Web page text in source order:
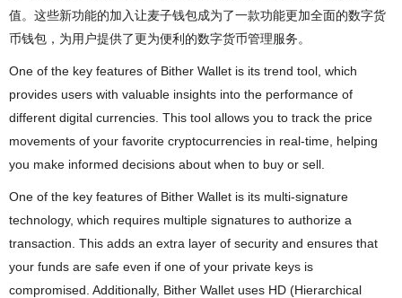
值。这些新功能的加入让麦子钱包成为了一款功能更加全面的数字货
币钱包，为用户提供了更为便利的数字货币管理服务。
One of the key features of Bither Wallet is its trend tool, which
provides users with valuable insights into the performance of
different digital currencies. This tool allows you to track the price
movements of your favorite cryptocurrencies in real-time, helping
you make informed decisions about when to buy or sell.
One of the key features of Bither Wallet is its multi-signature
technology, which requires multiple signatures to authorize a
transaction. This adds an extra layer of security and ensures that
your funds are safe even if one of your private keys is
compromised. Additionally, Bither Wallet uses HD (Hierarchical